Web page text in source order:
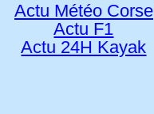
Actu Météo Corse
Actu F1
Actu 24H Kayak